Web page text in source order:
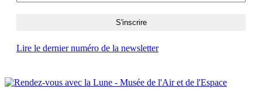
Lire le dernier numéro de la newsletter